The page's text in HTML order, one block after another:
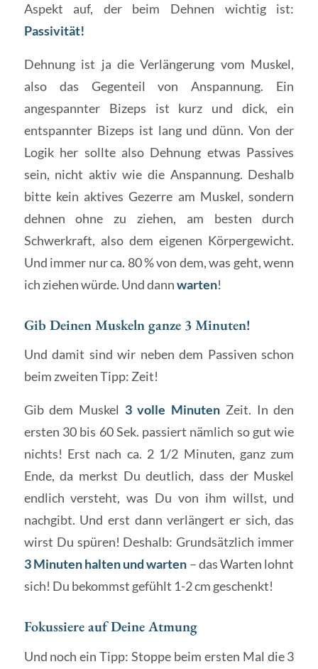
Aspekt auf, der beim Dehnen wichtig ist:
Passivität!
Dehnung ist ja die Verlängerung vom Muskel,
also das Gegenteil von Anspannung. Ein
angespannter Bizeps ist kurz und dick, ein
entspannter Bizeps ist lang und dünn. Von der
Logik her sollte also Dehnung etwas Passives
sein, nicht aktiv wie die Anspannung. Deshalb
bitte kein aktives Gezerre am Muskel, sondern
dehnen ohne zu ziehen, am besten durch
Schwerkraft, also dem eigenen Körpergewicht.
Und immer nur ca. 80 % von dem, was geht, wenn
ich ziehen würde. Und dannwarten!
Gib Deinen Muskeln ganze 3 Minuten!
Und damit sind wir neben dem Passiven schon
beim zweiten Tipp: Zeit!
Gib dem Muskel 3 volle Minuten Zeit. In den
ersten 30 bis 60 Sek. passiert nämlich so gut wie
nichts! Erst nach ca. 2 1/2 Minuten, ganz zum
Ende, da merkst Du deutlich, dass der Muskel
endlich versteht, was Du von ihm willst, und
nachgibt. Und erst dann verlängert er sich, das
wirst Du spüren! Deshalb: Grundsätzlich immer
3 Minuten halten und warten – das Warten lohnt
sich! Du bekommst gefühlt 1-2 cm geschenkt!
Fokussiere auf Deine Atmung
Und noch ein Tipp: Stoppe beim ersten Mal die 3